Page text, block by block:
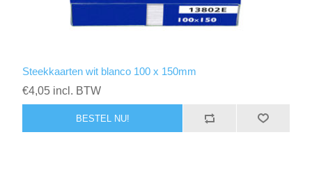
Steekkaarten wit blanco 100 x 150mm
€4,05 incl. BTW